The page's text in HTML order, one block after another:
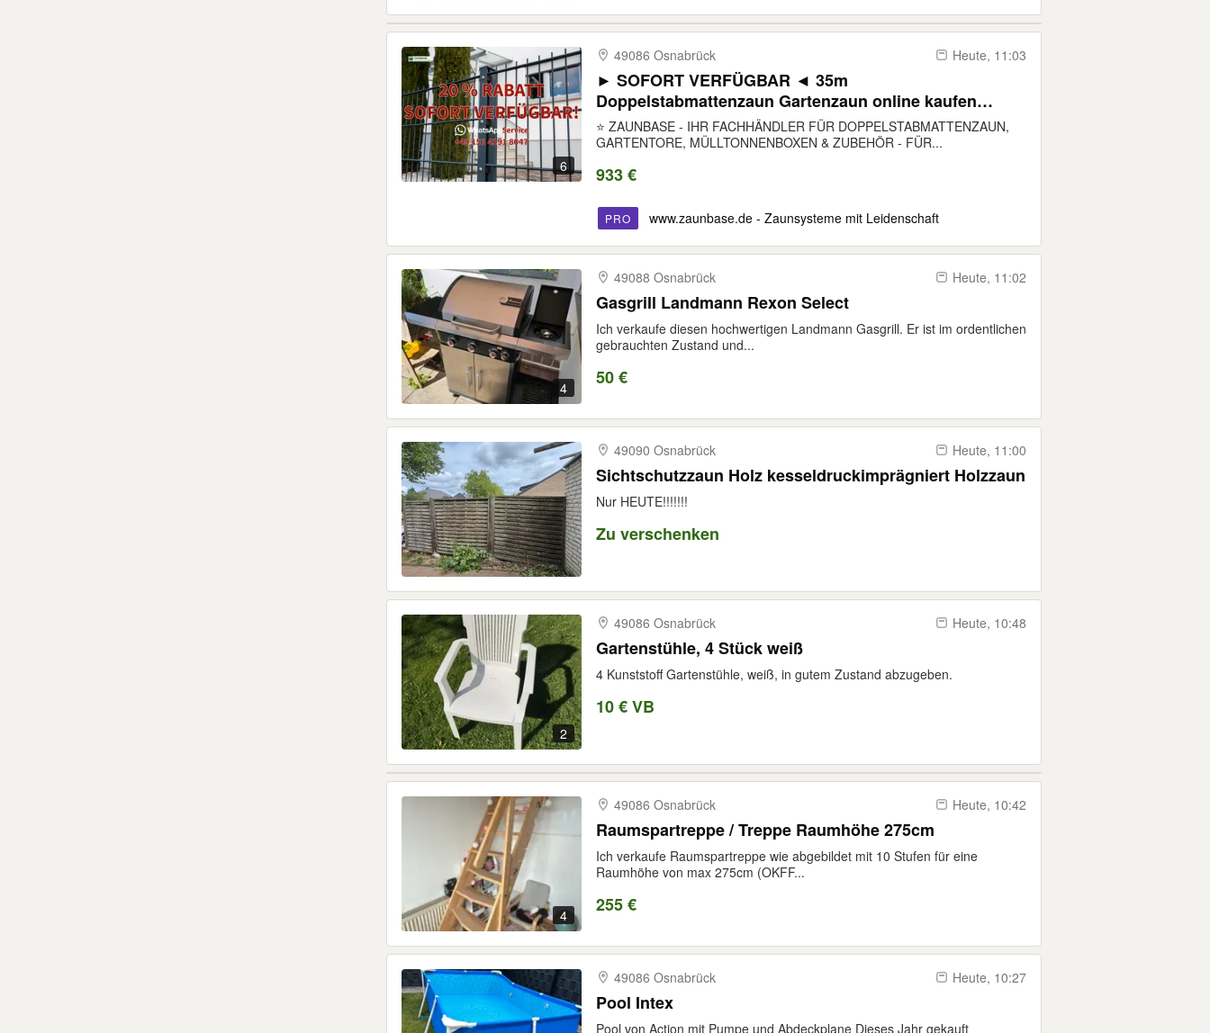
6
49086 Osnabrück Heute, 11:03
► SOFORT VERFÜGBAR ◄ 35m
Doppelstabmattenzaun Gartenzaun online kaufen
Sichtschutz Drahtzaun Drahtgitterzaun
Sichtschutzzaun Zaun kaufen für Garten Haus
⭐ ZAUNBASE - IHR FACHHÄNDLER FÜR DOPPELSTABMATTENZAUN,
GARTENTORE, MÜLLTONNENBOXEN & ZUBEHÖR - FÜR...
933 €
PRO www.zaunbase.de - Zaunsysteme mit Leidenschaft
4
49088 Osnabrück Heute, 11:02
Gasgrill Landmann Rexon Select
Ich verkaufe diesen hochwertigen Landmann Gasgrill. Er ist im ordentlichen
gebrauchten Zustand und...
50 €
49090 Osnabrück Heute, 11:00
Sichtschutzzaun Holz kesseldruckimprägniert Holzzaun
Nur HEUTE!!!!!!!
Zu verschenken
2
49086 Osnabrück Heute, 10:48
Gartenstühle, 4 Stück weiß
4 Kunststoff Gartenstühle, weiß, in gutem Zustand abzugeben.
10 € VB
4
49086 Osnabrück Heute, 10:42
Raumspartreppe / Treppe Raumhöhe 275cm
Ich verkaufe Raumspartreppe wie abgebildet mit 10 Stufen für eine
Raumhöhe von max 275cm (OKFF...
255 €
49086 Osnabrück Heute, 10:27
Pool Intex
Pool von Action mit Pumpe und Abdeckplane Dieses Jahr gekauft